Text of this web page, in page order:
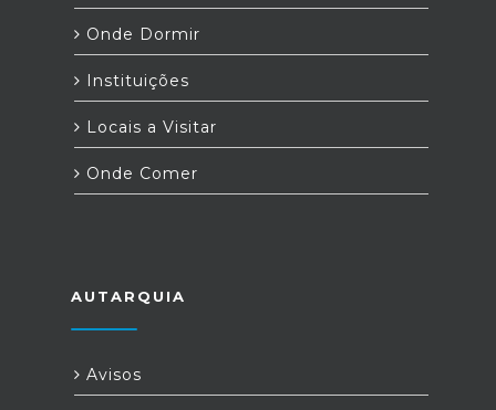
Onde Dormir
Instituições
Locais a Visitar
Onde Comer
AUTARQUIA
Avisos